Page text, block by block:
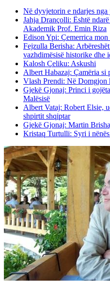
Në dyvjetorin e ndarjes nga
Jahja Drançolli: Është
Akademik Prof. Emin Riza
Edison Ypi: Çemerrica mon
Fejzulla Berisha:
vazhdimësisë historike dhe
Kalosh Çeliku: Askushi
Albert Habazaj: Çamëria si
Vlash Prendi: Në Domgjon
Gjekë Gjonaj: Princi i
Malësisë
Albert Vataj: Robert Elsie,
shpirtit shqiptar
Gjekë Gjonaj: Martin
Kristaq Turtulli: Syri i